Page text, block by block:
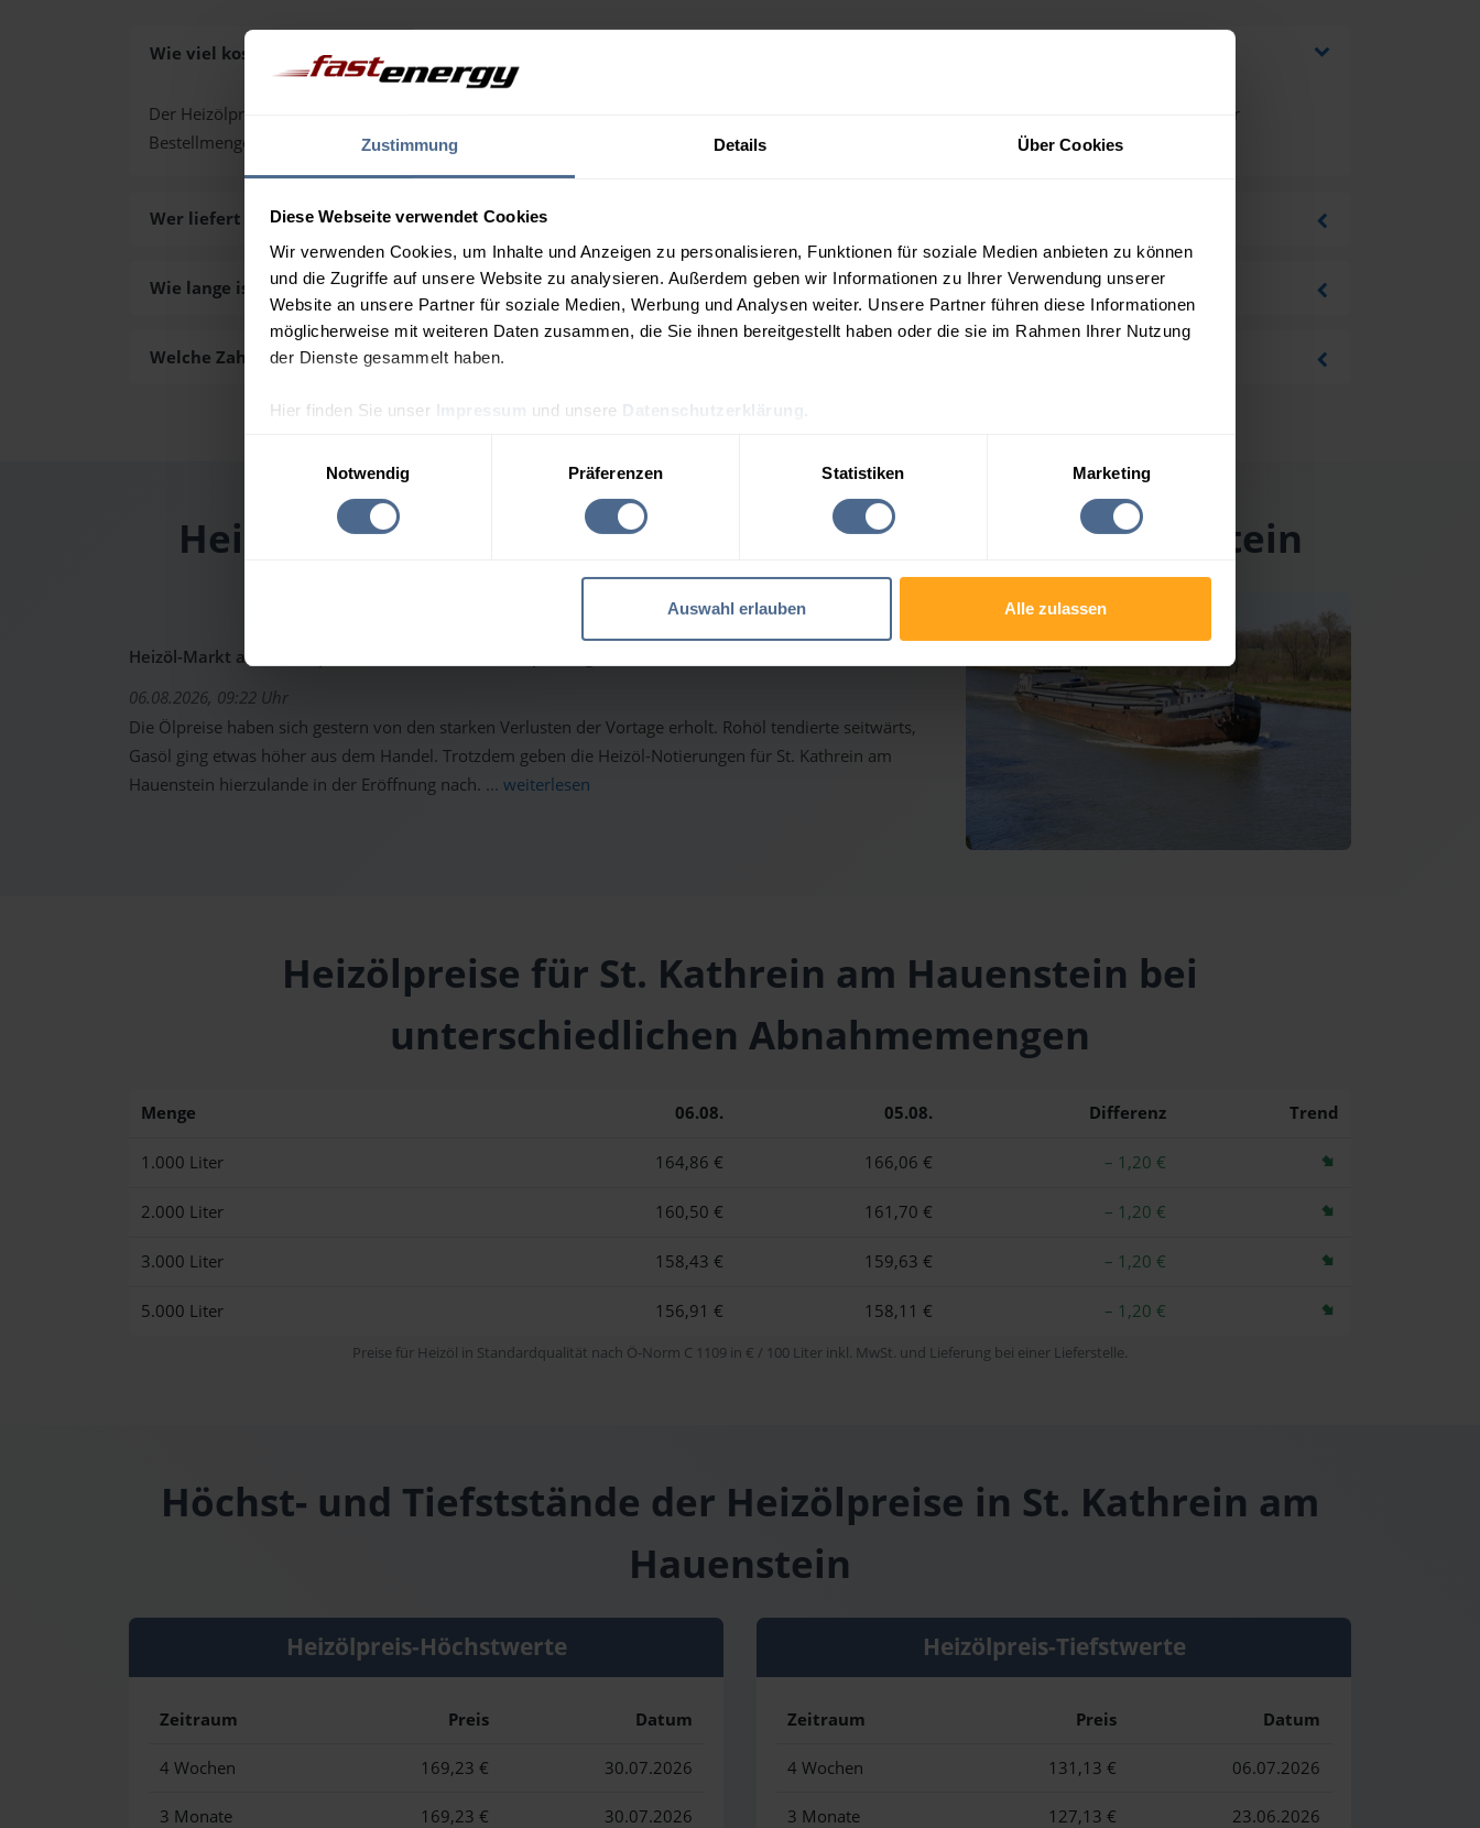
Zustimmung Details Über Cookies
Diese Webseite verwendet Cookies
Wir verwenden Cookies, um Inhalte und Anzeigen zu personalisieren, Funktionen für soziale Medien anbieten zu können
und die Zugriffe auf unsere Website zu analysieren. Außerdem geben wir Informationen zu Ihrer Verwendung unserer
Website an unsere Partner für soziale Medien, Werbung und Analysen weiter. Unsere Partner führen diese Informationen
möglicherweise mit weiteren Daten zusammen, die Sie ihnen bereitgestellt haben oder die sie im Rahmen Ihrer Nutzung
der Dienste gesammelt haben.
Hier finden Sie unser Impressum und unsere Datenschutzerklärung
Notwendig
Präferenzen Statistiken Marketing
Auswahl erlauben Alle zulassen
Wie viel kostet Heizöl in St. Kathrein am Hauenstein aktuell?
Der Heizölpreis in St. Kathrein am Hauenstein (PLZ 8672) liegt aktuell bei
inklusive Lieferung und Mehrwertsteuer bei einer
Bestellmenge von 3.000 Liter. Den exakten Preis für Ihre Wunschmenge erhalten Sie über unseren
Wer liefert das Heizöl in St. Kathrein am Hauenstein aus?
Wie lange ist die Lieferzeit des Heizöls in St. Kathrein am Hauenstein?
Welche Zahlungsarten gibt es?
Heizölpreis-Tagesprognose für St. Kathrein am Hauenstein
Heizöl-Markt aktuell: Ölpreise erholen sich - Heizölpreise geben weiter nach
06.08.2026, 09:22 Uhr
Die Ölpreise haben sich gestern von den starken Verlusten der Vortage erholt. Rohöl tendierte seitwärts,
Gasöl ging etwas höher aus dem Handel. Trotzdem geben die Heizöl-Notierungen für St. Kathrein am
Hauenstein hierzulande in der Eröffnung nach. ... weiterlesen
Heizölpreise für St. Kathrein am Hauenstein bei
unterschiedlichen Abnahmemengen
Menge 06.08. 05.08. Differenz Trend
1.000 Liter 164,86 € 166,06 € – 1,20 €
2.000 Liter 160,50 € 161,70 € – 1,20 €
3.000 Liter 158,43 € 159,63 € – 1,20 €
5.000 Liter 156,91 € 158,11 € – 1,20 €
Preise für Heizöl in Standardqualität nach Ö-Norm C 1109 in € / 100 Liter inkl. MwSt. und Lieferung bei einer Lieferstelle.
Höchst- und Tiefststände der Heizölpreise in St. Kathrein am
Hauenstein
Heizölpreis-Höchstwerte
Zeitraum Preis Datum
4 Wochen 169,23 € 30.07.2026
3 Monate 169,23 € 30.07.2026
Heizölpreis-Tiefstwerte
Zeitraum Preis Datum
4 Wochen 131,13 € 06.07.2026
3 Monate 127,13 € 23.06.2026